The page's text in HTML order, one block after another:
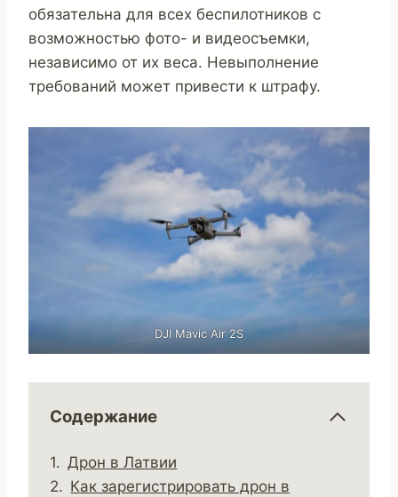
обязательна для всех беспилотников с
возможностью фото- и видеосъемки,
независимо от их веса. Невыполнение
требований может привести к штрафу.
DJI Mavic Air 2S
Содержание
Дрон в Латвии
Как зарегистрировать дрон в